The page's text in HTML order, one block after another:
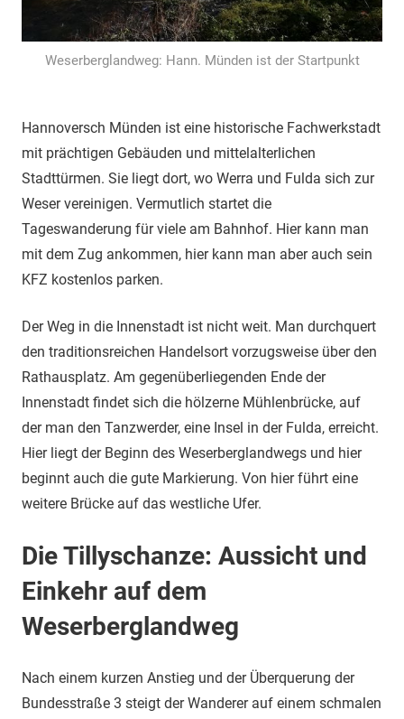
Weserberglandweg: Hann. Münden ist der Startpunkt
Hannoversch Münden ist eine historische Fachwerkstadt
mit prächtigen Gebäuden und mittelalterlichen
Stadttürmen. Sie liegt dort, wo Werra und Fulda sich zur
Weser vereinigen. Vermutlich startet die
Tageswanderung für viele am Bahnhof. Hier kann man
mit dem Zug ankommen, hier kann man aber auch sein
KFZ kostenlos parken.
Der Weg in die Innenstadt ist nicht weit. Man durchquert
den traditionsreichen Handelsort vorzugsweise über den
Rathausplatz. Am gegenüberliegenden Ende der
Innenstadt findet sich die hölzerne Mühlenbrücke, auf
der man den Tanzwerder, eine Insel in der Fulda, erreicht.
Hier liegt der Beginn des Weserberglandwegs und hier
beginnt auch die gute Markierung. Von hier führt eine
weitere Brücke auf das westliche Ufer.
Die Tillyschanze: Aussicht und
Einkehr auf dem
Weserberglandweg
Nach einem kurzen Anstieg und der Überquerung der
Bundesstraße 3 steigt der Wanderer auf einem schmalen